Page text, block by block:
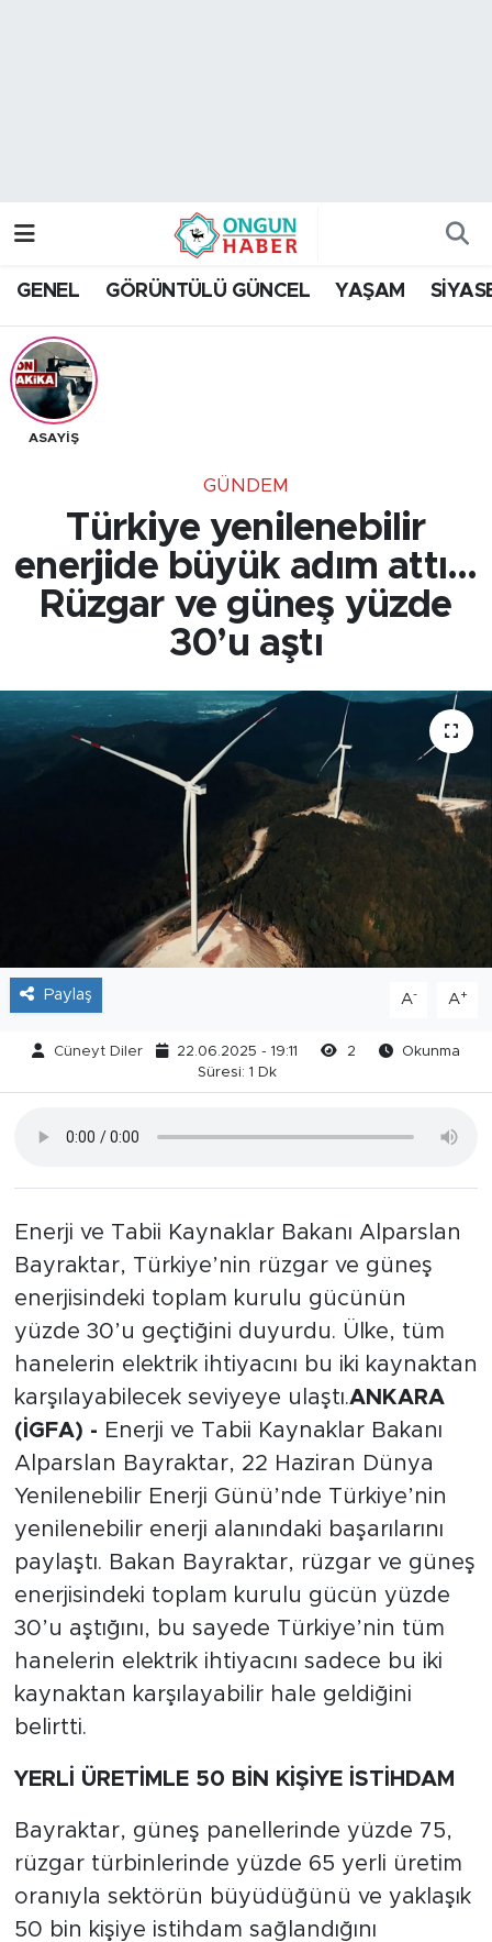
GENEL GÖRÜNTÜLÜ GÜNCEL YAŞAM
ASAYİŞ
GÜNDEM
Türkiye yenilenebilir
enerjide büyük adım attı...
Rüzgar ve güneş yüzde
30’u aştı
Paylaş A- A+
Cüneyt Diler 22.06.2025 - 19:11 2
Okunma
Süresi: 1 Dk
Enerji ve Tabii Kaynaklar Bakanı Alparslan
Bayraktar, Türkiye’nin rüzgar ve güneş
enerjisindeki toplam kurulu gücünün
yüzde 30’u geçtiğini duyurdu. Ülke, tüm
hanelerin elektrik ihtiyacını bu iki kaynaktan
karşılayabilecek seviyeye ulaştı.ANKARA
(İGFA) - Enerji ve Tabii Kaynaklar Bakanı
Alparslan Bayraktar, 22 Haziran Dünya
Yenilenebilir Enerji Günü’nde Türkiye’nin
yenilenebilir enerji alanındaki başarılarını
paylaştı. Bakan Bayraktar, rüzgar ve güneş
enerjisindeki toplam kurulu gücün yüzde
30’u aştığını, bu sayede Türkiye’nin tüm
hanelerin elektrik ihtiyacını sadece bu iki
kaynaktan karşılayabilir hale geldiğini
belirtti.
YERLİ ÜRETİMLE 50 BİN KİŞİYE İSTİHDAM
Bayraktar, güneş panellerinde yüzde 75,
rüzgar türbinlerinde yüzde 65 yerli üretim
oranıyla sektörün büyüdüğünü ve yaklaşık
50 bin kişiye istihdam sağlandığını
Trafik Durumu
Tüm Manşetler
Son Dakika Haberleri